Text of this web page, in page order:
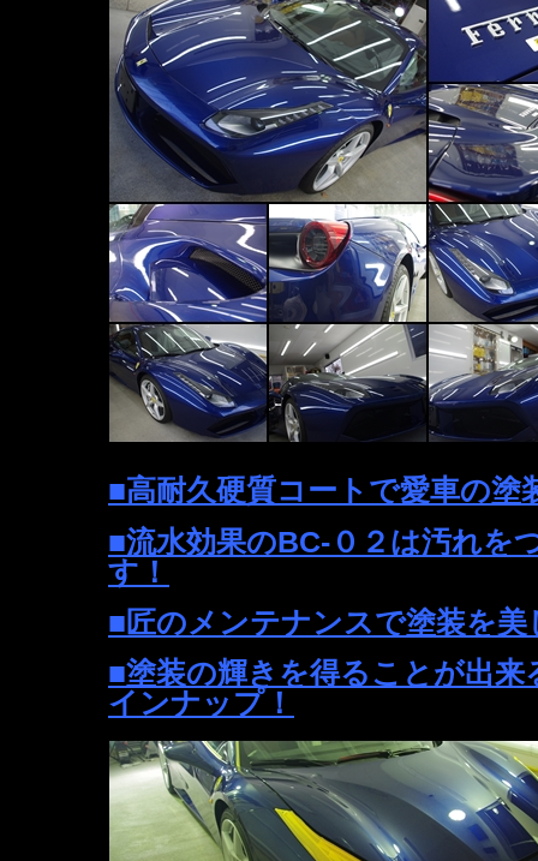
■高耐久硬質コートで愛車の塗
■流水効果のBC-０２は汚れを
す！
■匠のメンテナンスで塗装を
■塗装の輝きを得ることが出
インナップ！